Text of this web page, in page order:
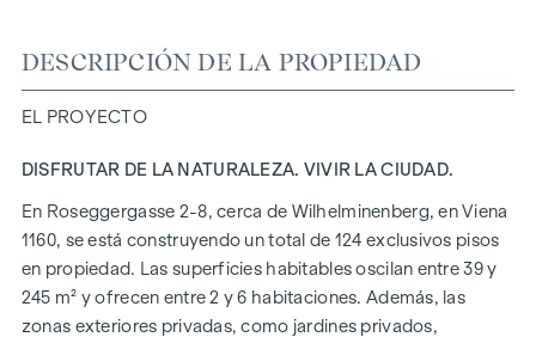
DESCRIPCIÓN DE LA PROPIEDAD
EL PROYECTO
DISFRUTAR DE LA NATURALEZA. VIVIR LA CIUDAD.
En Roseggergasse 2-8, cerca de Wilhelminenberg, en Viena
1160, se está construyendo un total de 124 exclusivos pisos
en propiedad. Las superficies habitables oscilan entre 39 y
245 m² y ofrecen entre 2 y 6 habitaciones. Además, las
zonas exteriores privadas, como jardines privados,